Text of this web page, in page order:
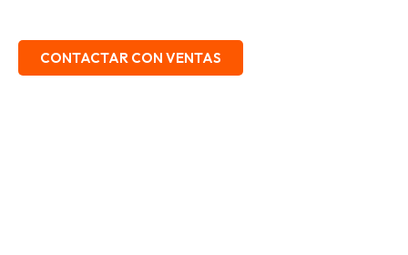
CONTACTAR CON VENTAS